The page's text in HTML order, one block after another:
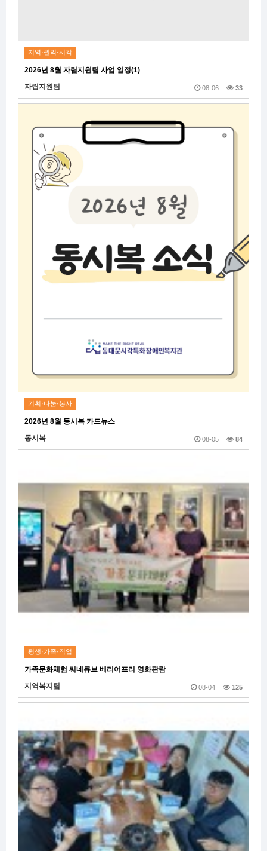
지역·권익·시각
2026년 8월 자립지원팀 사업 일정(1)
자립지원팀
08-06 33
기획·나눔·봉사
2026년 8월 동시복 카드뉴스
동시복
08-05 84
평생·가족·직업
가족문화체험 씨네큐브 베리어프리 영화관람
지역복지팀
08-04 125